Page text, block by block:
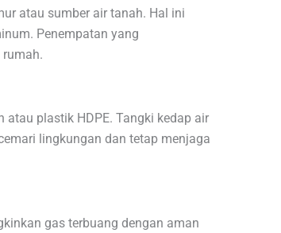
atau sumber air tanah. Hal ini
Penempatan yang
plastik HDPE. Tangki kedap air
lingkungan dan tetap menjaga
gas terbuang dengan aman